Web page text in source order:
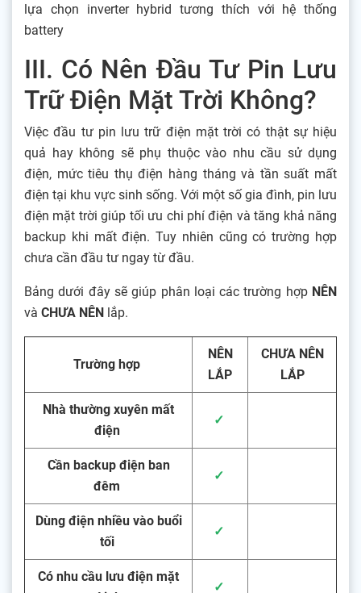
lựa chọn inverter hybrid tương thích với hệ thống
battery
III. Có Nên Đầu Tư Pin Lưu
Trữ Điện Mặt Trời Không?
Việc đầu tư pin lưu trữ điện mặt trời có thật sự hiệu
quả hay không sẽ phụ thuộc vào nhu cầu sử dụng
điện, mức tiêu thụ điện hàng tháng và tần suất mất
điện tại khu vực sinh sống. Với một số gia đình, pin lưu
điện mặt trời giúp tối ưu chi phí điện và tăng khả năng
backup khi mất điện. Tuy nhiên cũng có trường hợp
chưa cần đầu tư ngay từ đầu.
Bảng dưới đây sẽ giúp phân loại các trường hợp NÊN
và CHƯA NÊN lắp.
Trường hợp
NÊN
LẮP
CHƯA NÊN
LẮP
Nhà thường xuyên mất
điện
✓
Cần backup điện ban
đêm
✓
Dùng điện nhiều vào buổi
tối
✓
Có nhu cầu lưu điện mặt
✓